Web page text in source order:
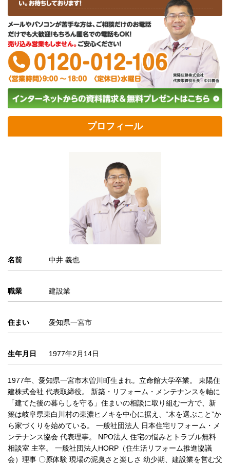
プロフィール
名前 中井 義也
職業 建設業
住まい 愛知県一宮市
生年月日 1977年2月14日
1977年、愛知県一宮市木曽川町生まれ。立命館大学卒業。 東陽住
建株式会社 代表取締役。 新築・リフォーム・メンテナンスを軸に
「建てた後の暮らしを守る」住まいの相談に取り組む一方で、新
築は岐阜県東白川村の東濃ヒノキを中心に据え、“木を選ぶこと”か
ら家づくりを始めている。 一般社団法人 日本住宅リフォーム・メ
ンテナンス協会 代表理事。 NPO法人 住宅の悩みとトラブル無料
相談室 主宰。 一般社団法人HORP（住生活リフォーム推進協議
会）理事 〇原体験 現場の泥臭さと楽しさ 幼少期、建設業を営む父